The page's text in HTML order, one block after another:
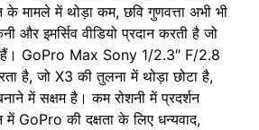
मामले में थोड़ा कम, छवि गुणवत्ता अभी भी
और इमर्सिव वीडियो प्रदान करती है जो
हैं। GoPro Max Sony 1/2.3″ F/2.8
है, जो X3 की तुलना में थोड़ा छोटा है,
में सक्षम है। कम रोशनी में प्रदर्शन
GoPro की दक्षता के लिए धन्यवाद,